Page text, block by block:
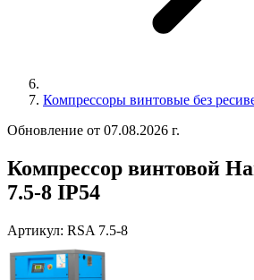
Компрессоры винтовые без
Обновление от 07.08.2026 г.
Компрессор винтовой
7.5-8 IP54
Артикул: RSA 7.5-8